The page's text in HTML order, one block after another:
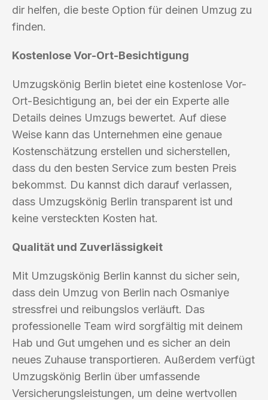
dir helfen, die beste Option für deinen Umzug zu
finden.
Kostenlose Vor-Ort-Besichtigung
Umzugskönig Berlin bietet eine kostenlose Vor-
Ort-Besichtigung an, bei der ein Experte alle
Details deines Umzugs bewertet. Auf diese
Weise kann das Unternehmen eine genaue
Kostenschätzung erstellen und sicherstellen,
dass du den besten Service zum besten Preis
bekommst. Du kannst dich darauf verlassen,
dass Umzugskönig Berlin transparent ist und
keine versteckten Kosten hat.
Qualität und Zuverlässigkeit
Mit Umzugskönig Berlin kannst du sicher sein,
dass dein Umzug von Berlin nach Osmaniye
stressfrei und reibungslos verläuft. Das
professionelle Team wird sorgfältig mit deinem
Hab und Gut umgehen und es sicher an dein
neues Zuhause transportieren. Außerdem verfügt
Umzugskönig Berlin über umfassende
Versicherungsleistungen, um deine wertvollen